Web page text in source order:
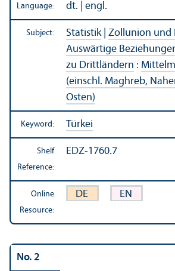
Language: dt. | engl.
Subject: Statistik| Zollunion und
Auswärtige
zu Drittländern :
(einschl. Maghreb,
Osten)
Keyword: Türkei
Shelf
Reference:
EDZ-1760.7
Online
Resource:
DE EN
No. 2